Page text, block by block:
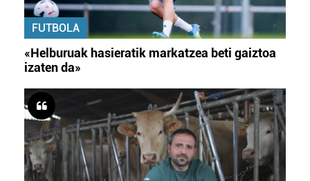
FUTBOLA
«Helburuak hasieratik markatzea beti gaiztoa
izaten da»